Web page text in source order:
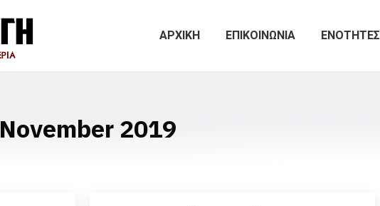
ΑΡΧΙΚΗ ΕΠΙΚΟΙΝΩΝΙΑ ΕΝΟΤΗΤΕΣ
November 2019